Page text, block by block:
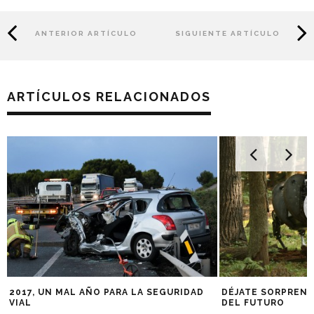
ANTERIOR ARTÍCULO SIGUIENTE ARTÍCULO
ARTÍCULOS RELACIONADOS
2017, UN MAL AÑO PARA LA SEGURIDAD
VIAL
DÉJATE
DEL FUTURO